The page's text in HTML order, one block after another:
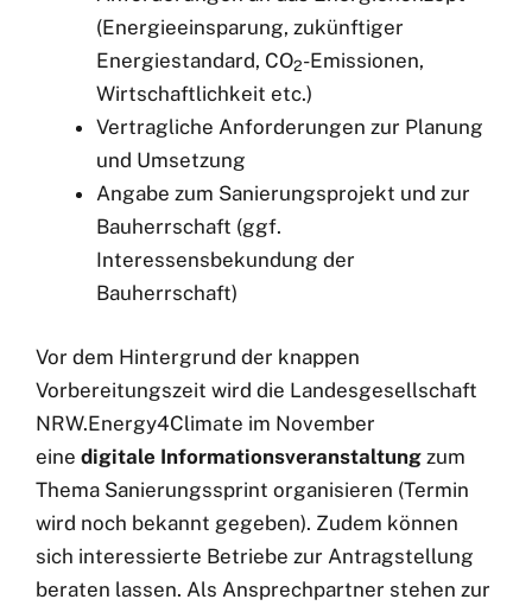
(Energieeinsparung, zukünftiger
Energiestandard, CO2-Emissionen,
Wirtschaftlichkeit etc.)
Vertragliche Anforderungen zur Planung
und Umsetzung
Angabe zum Sanierungsprojekt und zur
Bauherrschaft (ggf.
Interessensbekundung der
Bauherrschaft)
Vor dem Hintergrund der knappen
Vorbereitungszeit wird die Landesgesellschaft
NRW.Energy4Climate im November
eine digitale Informationsveranstaltung zum
Thema Sanierungssprint organisieren (Termin
wird noch bekannt gegeben). Zudem können
sich interessierte Betriebe zur Antragstellung
beraten lassen. Als Ansprechpartner stehen zur